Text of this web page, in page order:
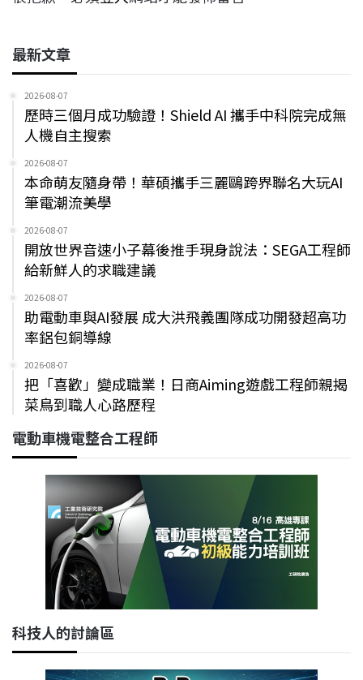
最新文章
2026-08-07
歷時三個月成功驗證！Shield AI 攜手中科院完成無
人機自主搜索
2026-08-07
本命萌友隨身帶！華碩攜手三麗鷗跨界聯名大玩AI
筆電潮流美學
2026-08-07
開放世界音速小子幕後推手現身說法：SEGA工程師
給新鮮人的求職建議
2026-08-07
助電動車與AI發展 成大洪飛義團隊成功開發超高功
率鋁包銅導線
2026-08-07
把「喜歡」變成職業！日商Aiming遊戲工程師親揭
菜鳥到職人心路歷程
電動車機電整合工程師
科技人的討論區